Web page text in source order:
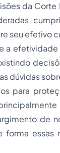
da
seu efetivo
a
dúvidas
para
de
forma